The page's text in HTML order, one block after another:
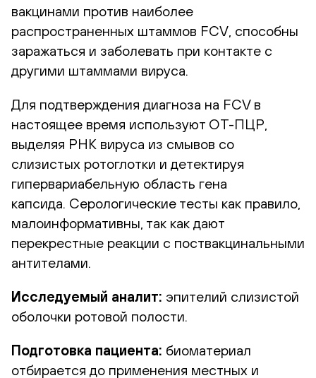
вакцинами против наиболее
распространенных штаммов FCV, способны
заражаться и заболевать при контакте с
другими штаммами вируса.
Для подтверждения диагноза на FCV в
настоящее время используют ОТ-ПЦР,
выделяя РНК вируса из смывов со
слизистых ротоглотки и детектируя
гипервариабельную область гена
капсида. Серологические тесты как правило,
малоинформативны, так как дают
перекрестные реакции с поствакцинальными
антителами.
Исследуемый аналит: эпителий слизистой
оболочки ротовой полости.
Подготовка пациента: биоматериал
отбирается до применения местных и